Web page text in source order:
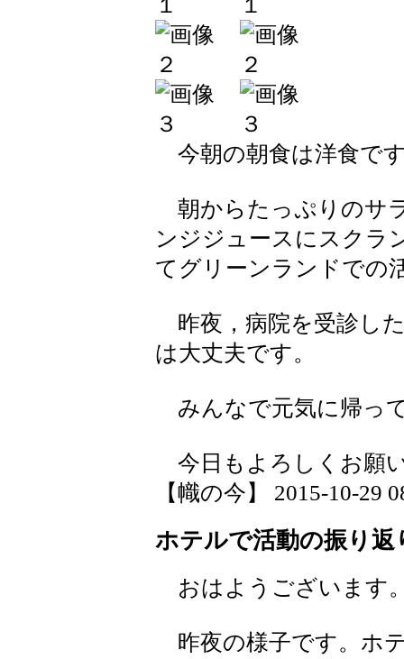
今朝の朝食は洋食で
朝からたっぷりのサ
ンジジュースにスクラ
てグリーンランドでの
昨夜，病院を受診し
は大丈夫です。
みんなで元気に帰っ
今日もよろしくお願
【幟の今】 2015-10-29
ホテルで活動の振り返
おはようございます
昨夜の様子です。ホ